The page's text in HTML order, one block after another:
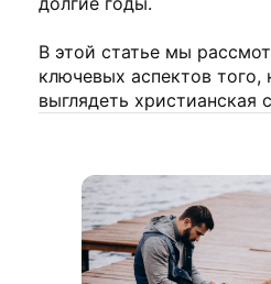
В этой статье мы
ключевых аспектов того,
выглядеть христианская